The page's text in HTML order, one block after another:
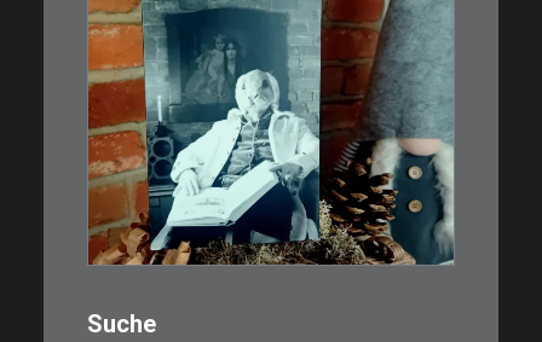
3,00
Limitierte Auflage. Original:
Abzug von 35mm…
Suche